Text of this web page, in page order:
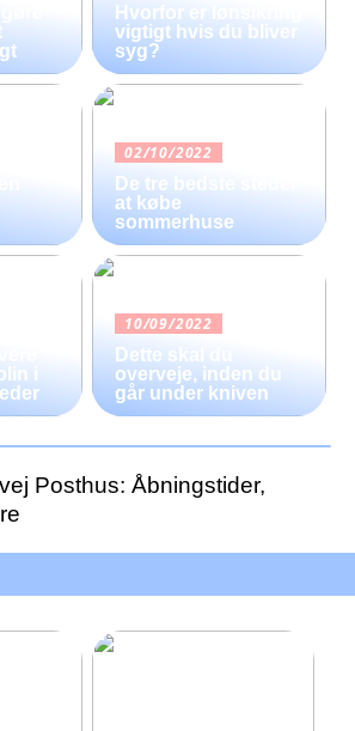
Hvorfor er lønsikring
vigtigt hvis du bliver
syg?
02/10/2022
De tre bedste steder
at købe
sommerhuse
i
10/09/2022
Dette skal du
overveje, inden du
går under kniven
Posthus: Åbningstider,